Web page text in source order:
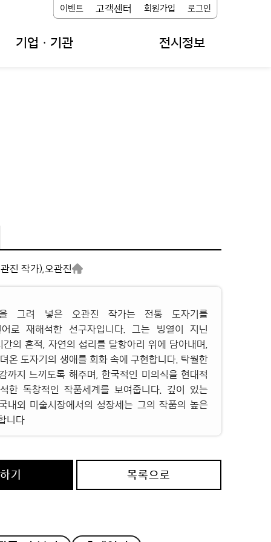
기업ㆍ기관 전시정보
이벤트 고객센터 회원가입 로그인
진 작가), 오관진
’을 그려 넣은 오관진 작가는 전통 도자기를
로 재해석한 선구자입니다. 그는 빙열이 지닌
간의 흔적, 자연의 섭리를 달항아리 위에 담아내며,
온 도자기의 생애를 회화 속에 구현합니다. 탁월한
까지 느끼도록 해주며, 한국적인 미의식을 현대적
한 독창적인 작품세계를 보여줍니다. 깊이 있는
내외 미술시장에서의 성장세는 그의 작품의 높은
니다
기 목록으로